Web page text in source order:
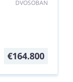
DVOSOBAN
€164.800